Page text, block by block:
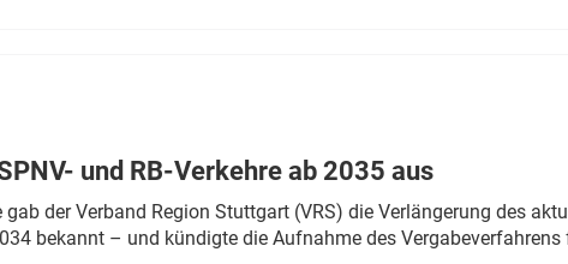
und RB-Verkehre ab 2035 aus
gab der Verband Region Stuttgart (VRS) die Verlängerung des
bekannt – und kündigte die Aufnahme des